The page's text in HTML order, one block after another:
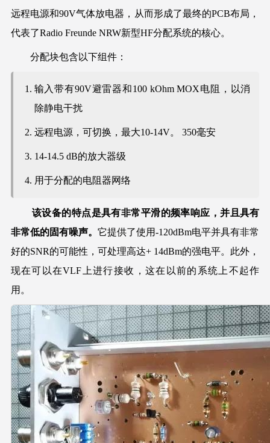
远程电源和90V气体放电器，从而形成了最终的PCB布局，
代表了Radio Freunde NRW新型HF分配系统的核心。
分配块包含以下组件：
输入带有90V避雷器和100 kOhm MOX电阻，以消
除静电干扰
远程电源，可切换，最大10-14V。 350毫安
14-14.5 dB的放大器级
用于分配的电阻器网络
该设备的特点是具有非常平滑的频率响应，并且具有
非常低的固有噪声。 它提供了使用-120dBm电平并具有非常
好的SNR的可能性，可处理高达+ 14dBm的强电平。此外，
现在可以在VLF上进行接收，这在以前的系统上不起作
用。